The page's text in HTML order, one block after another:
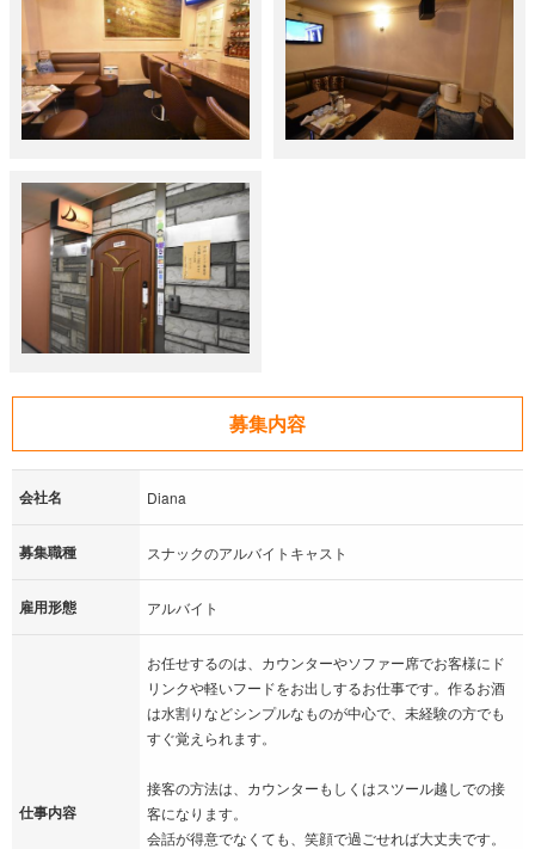
募集内容
会社名 Diana
募集職種 スナックのアルバイトキャスト
雇用形態 アルバイト
仕事内容
お任せするのは、カウンターやソファー席でお客様にド
リンクや軽いフードをお出しするお仕事です。作るお酒
は水割りなどシンプルなものが中心で、未経験の方でも
すぐ覚えられます。
接客の方法は、カウンターもしくはスツール越しでの接
客になります。
会話が得意でなくても、笑顔で過ごせれば大丈夫です。